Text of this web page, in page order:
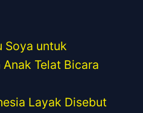
Soya untuk
Telat Bicara
Layak Disebut